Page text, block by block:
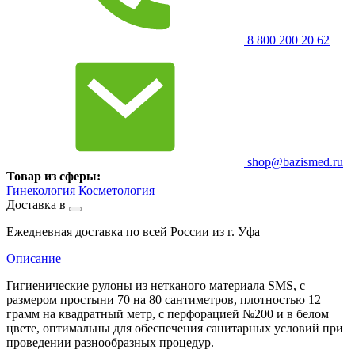
8 800 200 20 62
shop@bazismed.ru
Товар из сферы:
Гинекология Косметология
Доставка в
Ежедневная доставка по всей России из г. Уфа
Описание
Гигиенические рулоны из нетканого материала SMS, с
размером простыни 70 на 80 сантиметров, плотностью 12
грамм на квадратный метр, с перфорацией №200 и в белом
цвете, оптимальны для обеспечения санитарных условий при
проведении разнообразных процедур.